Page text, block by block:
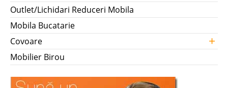
Outlet/Lichidari Reduceri Mobila
Mobila Bucatarie
Covoare
+
Mobilier Birou